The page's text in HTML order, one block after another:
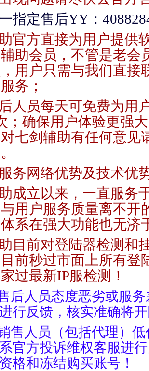
指定售后YY：
官方直接为用户提供
助会员，不管是老会
用户只需与我们直接
务；
人员每天可免费为用
；确保用户体验更强
七剑辅助有任何意见
务网络优势及技术优
成立以来，一直服务
用户服务质量离不开
系在强大功能也无济
目前对登陆器检测和
前秒过市面上所有登
过最新IP服检测！
后人员态度恶劣或服
行反馈，核实准确将
售人员（包括代理）
官方投诉维权客服进
格和冻结购买账号！